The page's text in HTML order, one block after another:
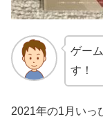
ゲー
す！
2021年の1月いっ